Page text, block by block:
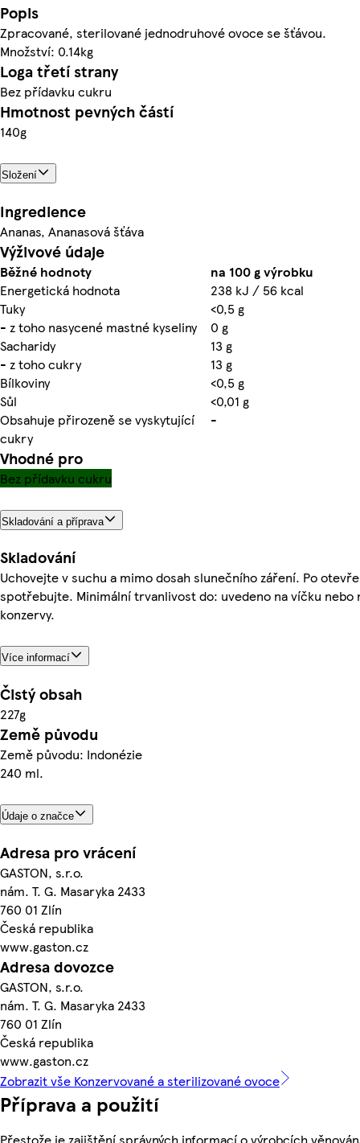
Popis
Zpracované, sterilované jednodruhové ovoce se šťávou.
Množství: 0.14kg
Loga třetí strany
Bez přídavku cukru
Hmotnost pevných částí
140g
Složení
Ingredience
Ananas, Ananasová šťáva
Výživové údaje
Běžné hodnoty
na 100 g výrobku
Energetická hodnota
238 kJ / 56 kcal
Tuky
<0,5 g
- z toho nasycené mastné kyseliny
0 g
Sacharidy
13 g
- z toho cukry
13 g
Bílkoviny
<0,5 g
Sůl
<0,01 g
Obsahuje přirozeně se vyskytující
cukry
-
Vhodné pro
Bez přídavku cukru
Skladování a příprava
Skladování
Uchovejte v suchu a mimo dosah slunečního záření. Po
spotřebujte. Minimální trvanlivost do: uvedeno na víčku nebo
konzervy.
Více informací
Čistý obsah
227g
Země původu
Země původu: Indonézie
240 ml.
Údaje o značce
Adresa pro vrácení
GASTON, s.r.o.
nám. T. G. Masaryka 2433
760 01 Zlín
Česká republika
www.gaston.cz
Adresa dovozce
GASTON, s.r.o.
nám. T. G. Masaryka 2433
760 01 Zlín
Česká republika
www.gaston.cz
Zobrazit vše Konzervované a sterilizované ovoce
Příprava a použití